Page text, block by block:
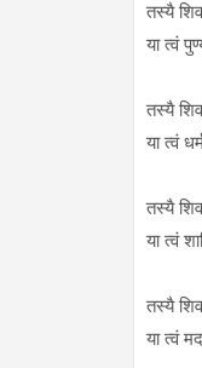
तस्यै
या त्वं
तस्यै
या त्वं
तस्यै
या त्वं
तस्यै
या त्वं